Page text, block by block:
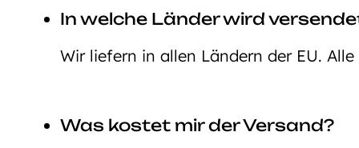
In welche Länder wird
Wir liefern in allen Ländern der EU.
Was kostet mir der Versand?